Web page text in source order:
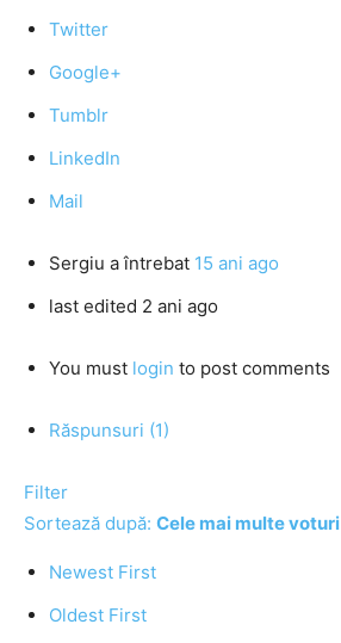
Twitter
Google+
Tumblr
LinkedIn
Mail
Sergiu a întrebat 15 ani ago
last edited 2 ani ago
You must login to post comments
Răspunsuri (1)
Filter
Sortează după: Cele mai multe voturi
Newest First
Oldest First